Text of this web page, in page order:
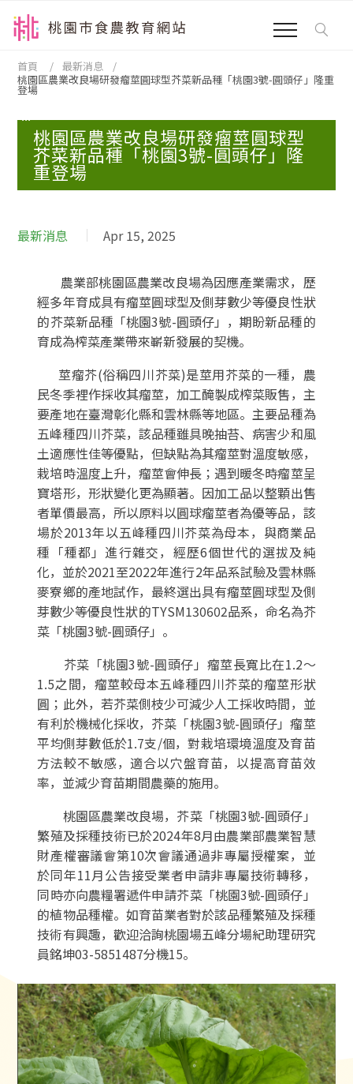
首頁
最新消息
桃園區農業改良場研發瘤莖圓球型芥菜新品種「桃園3號-圓頭仔」隆重
登場
:::
桃園區農業改良場研發瘤莖圓球型
芥菜新品種「桃園3號-圓頭仔」隆
重登場
最新消息 Apr 15, 2025
農業部桃園區農業改良場為因應產業需求，歷
經多年育成具有瘤莖圓球型及側芽數少等優良性狀
的芥菜新品種「桃園3號-圓頭仔」，期盼新品種的
育成為榨菜產業帶來嶄新發展的契機。
莖瘤芥(俗稱四川芥菜)是莖用芥菜的一種，農
民冬季裡作採收其瘤莖，加工醃製成榨菜販售，主
要產地在臺灣彰化縣和雲林縣等地區。主要品種為
五峰種四川芥菜，該品種雖具晚抽苔、病害少和風
土適應性佳等優點，但缺點為其瘤莖對溫度敏感，
栽培時溫度上升，瘤莖會伸長；遇到暖冬時瘤莖呈
寶塔形，形狀變化更為顯著。因加工品以整顆出售
者單價最高，所以原料以圓球瘤莖者為優等品，該
場於2013年以五峰種四川芥菜為母本，與商業品
種「種都」進行雜交，經歷6個世代的選拔及純
化，並於2021至2022年進行2年品系試驗及雲林縣
麥寮鄉的產地試作，最終選出具有瘤莖圓球型及側
芽數少等優良性狀的TYSM130602品系，命名為芥
菜「桃園3號-圓頭仔」。
芥菜「桃園3號-圓頭仔」瘤莖長寬比在1.2～
1.5之間，瘤莖較母本五峰種四川芥菜的瘤莖形狀
圓；此外，若芥菜側枝少可減少人工採收時間，並
有利於機械化採收，芥菜「桃園3號-圓頭仔」瘤莖
平均側芽數低於1.7支/個，對栽培環境溫度及育苗
方法較不敏感，適合以穴盤育苗，以提高育苗效
率，並減少育苗期間農藥的施用。
桃園區農業改良場，芥菜「桃園3號-圓頭仔」
繁殖及採種技術已於2024年8月由農業部農業智慧
財產權審議會第10次會議通過非專屬授權案，並
於同年11月公告接受業者申請非專屬技術轉移，
同時亦向農糧署遞件申請芥菜「桃園3號-圓頭仔」
的植物品種權。如育苗業者對於該品種繁殖及採種
技術有興趣，歡迎洽詢桃園場五峰分場紀助理研究
員銘坤03-5851487分機15。